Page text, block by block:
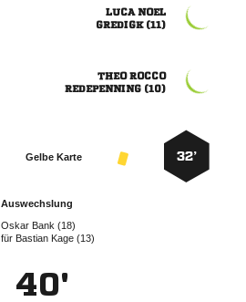
 
 
 
 
32’
Gelbe Karte
Auswechslung
  
für   
40'